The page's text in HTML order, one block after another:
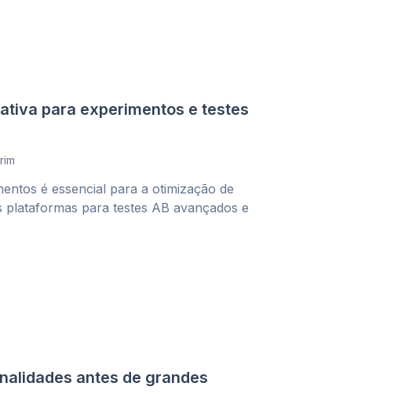
para experimentos e testes
é essencial para a otimização de
para testes AB avançados e
antes de grandes